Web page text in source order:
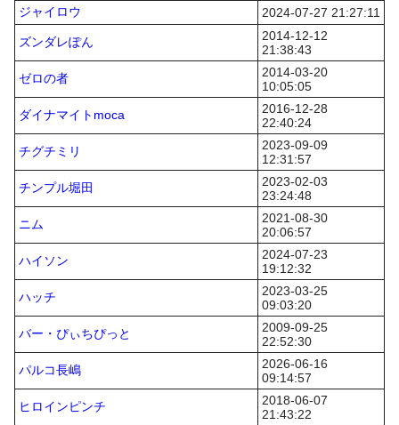
ジャイロウ
2024-07-27 21:27:11
ズンダレぽん
2014-12-12
21:38:43
ゼロの者
2014-03-20
10:05:05
ダイナマイトmoca
2016-12-28
22:40:24
チグチミリ
2023-09-09
12:31:57
チンプル堀田
2023-02-03
23:24:48
ニム
2021-08-30
20:06:57
ハイソン
2024-07-23
19:12:32
ハッチ
2023-03-25
09:03:20
バー・ぴぃちぴっと
2009-09-25
22:52:30
パルコ長嶋
2026-06-16
09:14:57
ヒロインピンチ
2018-06-07
21:43:22